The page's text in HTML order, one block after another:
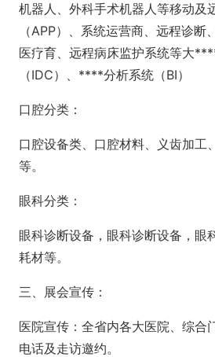
机器人、外科手术机器人等移动及
（APP）、系统运营商、远程诊断
医疗育、远程病床监护系统等大
（IDC）、****分析系统（BI）
口腔分类：
口腔设备类、口腔材料、义齿加工
等。
眼科分类：
眼科诊断设备，眼科诊断设备，眼
耗材等。
三、展会宣传：
医院宣传：全省内各大医院、综合
电话及走访邀约。